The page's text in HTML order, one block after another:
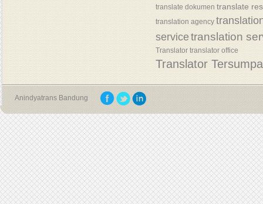
translate dokumen translate
translation agency
servicetranslation
Translator translator office
Translator
Anindyatrans Bandung